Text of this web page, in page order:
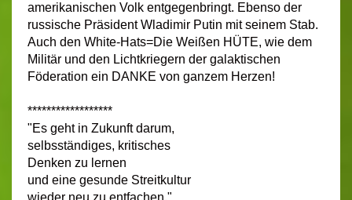
amerikanischen Volk entgegenbringt. Ebenso der
russische Präsident Wladimir Putin mit seinem Stab.
Auch den White-Hats=Die Weißen HÜTE, wie dem
Militär und den Lichtkriegern der galaktischen
Föderation ein DANKE von ganzem Herzen!
******************
"Es geht in Zukunft darum,
selbsständiges, kritisches
Denken zu lernen
und eine gesunde Streitkultur
wieder neu zu entfachen."